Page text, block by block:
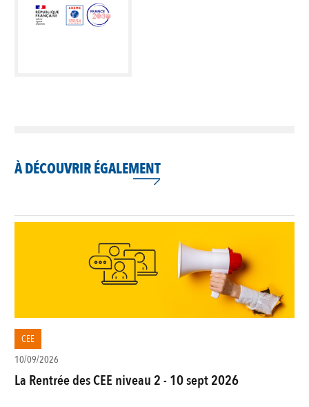
À DÉCOUVRIR ÉGALEMENT
CEE
10/09/2026
La Rentrée des CEE niveau 2 - 10 sept 2026